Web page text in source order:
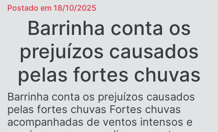
Postado em 18/10/2025
Barrinha conta os
prejuízos causados
pelas fortes chuvas
Barrinha conta os prejuízos causados
pelas fortes chuvas Fortes chuvas
acompanhadas de ventos intensos e